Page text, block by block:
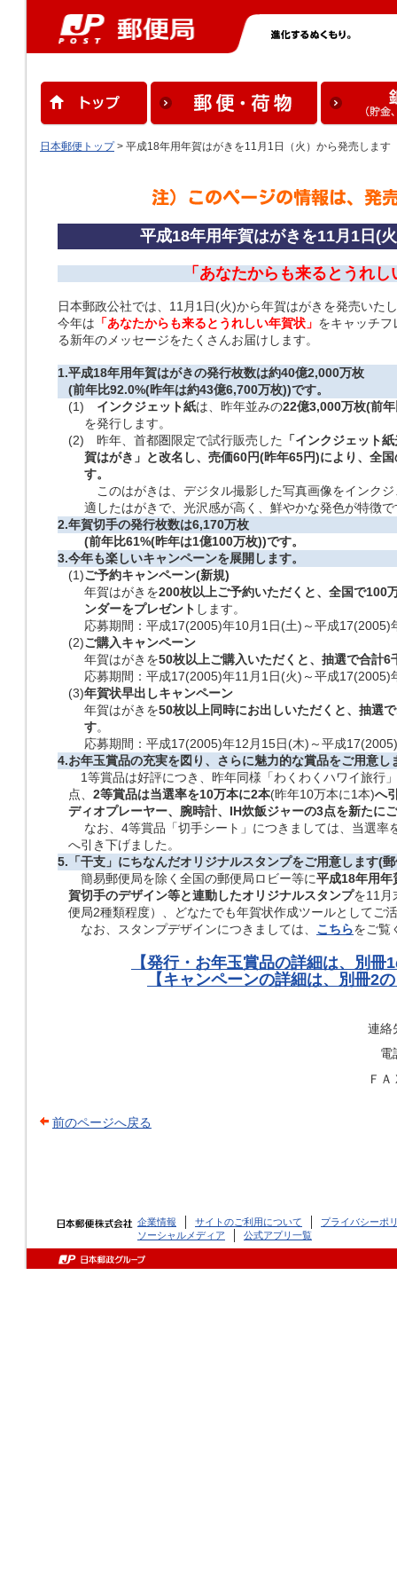
日本郵便トップ> 平成18年用年賀はがきを11月1日（火）から発売します
平成18年用年賀はがきを11月1日(
「あなたからも来るとうれ
日本郵政公社では、11月1日(火)から年賀はがきを発売いた
今年は 「あなたからも来るとうれしい年賀状」 をキャッチ
る新年のメッセージをたくさんお届けします。
1.平成18年用年賀はがきの発行枚数は約40億2,000万枚
(前年比92.0%(昨年は約43億6,700万枚))です。
(1) インクジェット紙は、昨年並みの22億3,000万枚(前
を発行します。
(2) 昨年、首都圏限定で試行販売した 「インクジェット紙
賀はがき」と改名し、売価60円(昨年65円)により、全
す。
このはがきは、デジタル撮影した写真画像をインク
適したはがきで、光沢感が高く、鮮やかな発色が特徴で
2.年賀切手の発行枚数は6,170万枚
(前年比61%(昨年は1億100万枚))です。
3.今年も楽しいキャンペーンを展開します。
(1)ご予約キャンペーン(新規)
年賀はがきを200枚以上ご予約いただくと、全国で100
ンダーをプレゼント します。
応募期間：平成17(2005)年10月1日(土)～平成17(2005)
(2)ご購入キャンペーン
年賀はがきを50枚以上ご購入いただくと、抽選で合計6
応募期間：平成17(2005)年11月1日(火)～平成17(2005)
(3)年賀状早出しキャンペーン
年賀はがきを50枚以上同時にお出しいただくと、抽選
す。
応募期間：平成17(2005)年12月15日(木)～平成
4.お年玉賞品の充実を図り、さらに魅力的な賞品をご用意し
1等賞品は好評につき、昨年同様「わくわくハワイ旅行
点、 2等賞品は当選率を10万本に2本(昨年10万本に1本)へ
ディオプレーヤー、腕時計、 IH炊飯ジャーの3点を新たに
なお、4等賞品「切手シート」につきましては、当選率
へ引き下げました。
5. 「干支」にちなんだオリジナルスタンプをご用意します(
簡易郵便局を除く全国の郵便局ロビー等に平成18年用年
賀切手のデザイン等と連動したオリジナルスタンプを11月
便局2種類程度）、どなたでも年賀状作成ツールとしてご
なお、スタンプデザインにつきましては、 こちらをご覧
【発行・お年玉賞品の詳細は、別冊
【キャンペーンの詳細は、別冊2
連絡
電
ＦＡ
前のページへ戻る
企業情報 サイトのご利用について
プライバシーポ
ソーシャルメディア
公式アプリ一覧